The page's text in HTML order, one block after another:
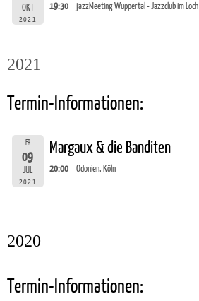
OKT
2021
19:30 jazzMeeting Wuppertal - Jazzclub im Loch
2021
Termin-Informationen:
FR
09
JUL
2021
Margaux & die Banditen
20:00 Odonien, Köln
2020
Termin-Informationen: